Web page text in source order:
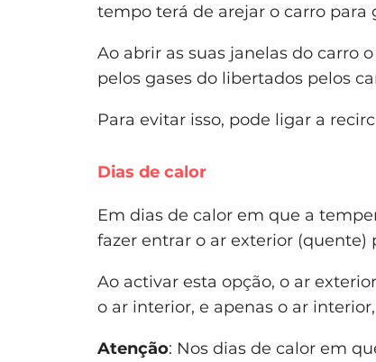
tempo terá de arejar o carro para
Ao abrir as suas janelas do carro
pelos gases do libertados pelos
Para evitar isso, pode ligar a
Dias de calor
Em dias de calor em que a
fazer entrar o ar exterior (quente)
Ao activar esta opção, o ar
o ar interior, e apenas o ar
Atenção: Nos dias de calor em